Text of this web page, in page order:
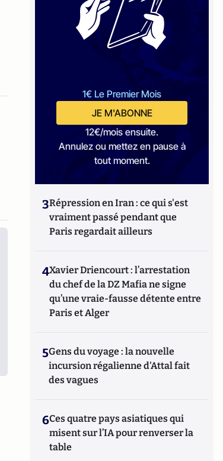
1€ Le Premier Mois
JE M'ABONNE
12€/mois ensuite.
Annulez ou mettez en pause à
tout moment.
3Répression en Iran : ce qui s'est
vraiment passé pendant que
Paris regardait ailleurs
4Xavier Driencourt : l’arrestation
du chef de la DZ Mafia ne signe
qu’une vraie-fausse détente entre
Paris et Alger
5Gens du voyage : la nouvelle
incursion régalienne d'Attal fait
des vagues
6Ces quatre pays asiatiques qui
misent sur l’IA pour renverser la
table